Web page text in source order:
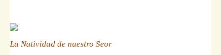
La Natividad de nuestro Seor